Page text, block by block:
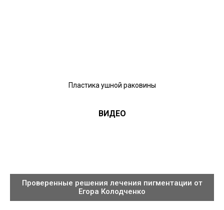
Пластика ушной раковины
ВИДЕО
Проверенные решения лечения пигментации от
Егора Колодченко